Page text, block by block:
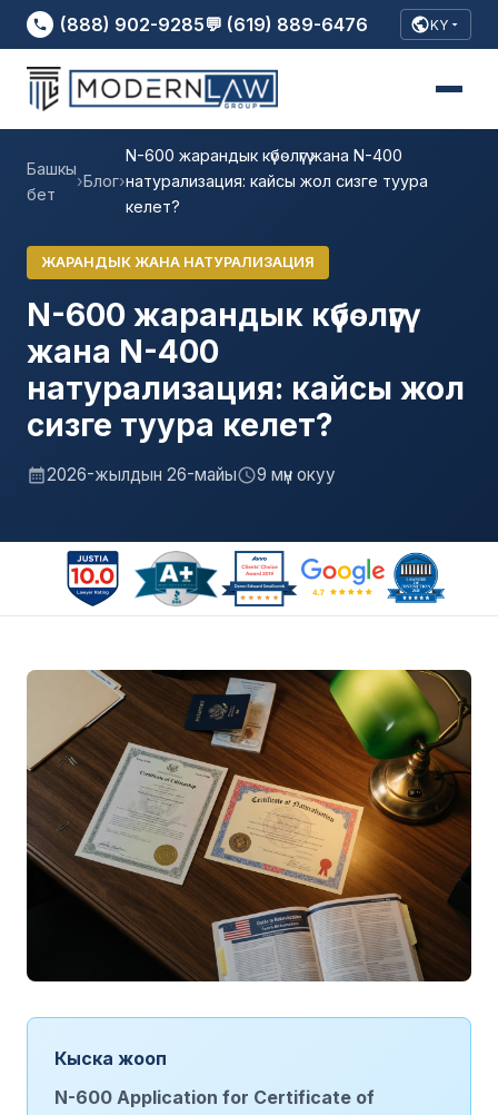
(888) 902-9285💬 (619) 889-6476 KY
Башкы
бет
›Блог›
N-600 жарандык күбөлүгү жана N-400
натурализация: кайсы жол сизге туура
келет?
ЖАРАНДЫК ЖАНА НАТУРАЛИЗАЦИЯ
N-600 жарандык күбөлүгү
жана N-400
натурализация: кайсы жол
сизге туура келет?
2026-жылдын 26-майы 9 мүн окуу
Кыска жооп
N-600 Application for Certificate of